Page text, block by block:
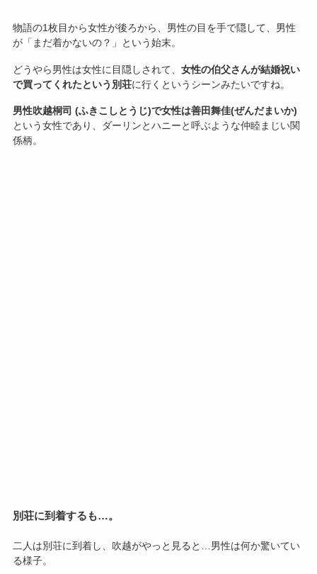
物語の1枚目から女性が後ろから、男性の目を手で隠して、男性
が「まだ着かないの？」という始末。
どうやら男性は女性に目隠しされて、 女性の伯父さんが結婚祝い
で買ってくれたという別荘に行くというシーンみたいですね。
男性吹越桐司 (ふきこしとうじ)で女性は善田舞佳(ぜんだまいか)
という女性であり、ダーリンとハニーと呼ぶような仲睦まじい関
係柄。
別荘に到着するも…。
二人は別荘に到着し、吹越がやっと見ると…男性は何か驚いてい
る様子。